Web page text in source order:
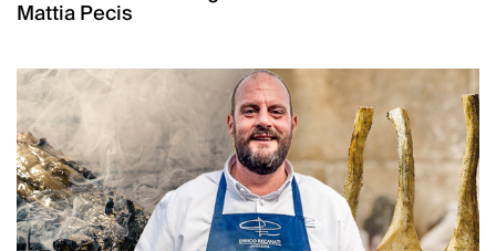
Mattia Pecis